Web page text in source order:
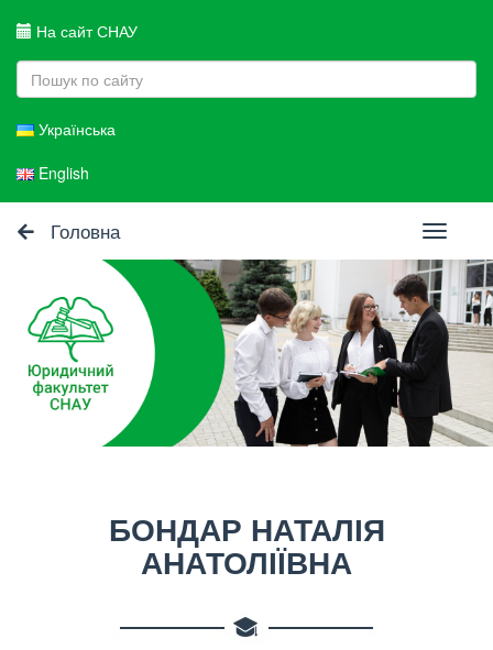
На сайт СНАУ
Українська
English
Головна
Toggle
БОНДАР НАТАЛІЯ
АНАТОЛІЇВНА